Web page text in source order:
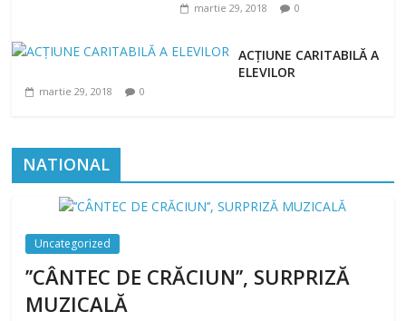
martie 29, 2018 0
ACȚIUNE CARITABILĂ A
ELEVILOR
martie 29, 2018 0
NATIONAL
Uncategorized
’’CÂNTEC DE CRĂCIUN’’, SURPRIZĂ
MUZICALĂ